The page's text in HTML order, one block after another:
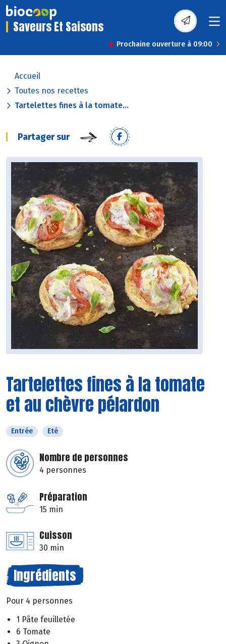
Saveurs Et Saisons
Prochaine ouverture à 09:00
Accueil
Toutes nos recettes
Tartelettes fines à la tomate...
Partager sur
Tartelettes fines à la tomate
et au chèvre pélardon
Entrée Eté
Nombre de personnes
4 personnes
Préparation
15 min
Cuisson
30 min
Ingrédients
Pour 4 personnes
1 Pâte feuilletée
6 Tomate